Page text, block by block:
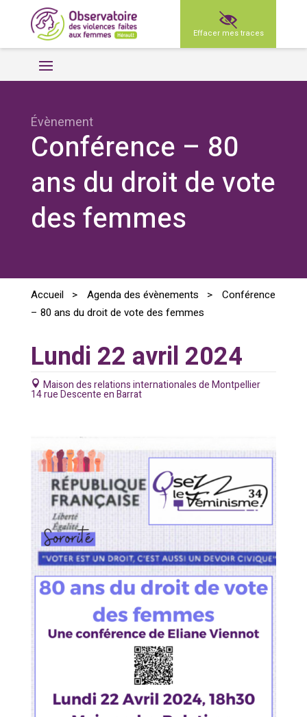
Effacer mes traces
Évènement
Conférence – 80
ans du droit de vote
des femmes
Accueil > Agenda des évènements >
Conférence
– 80 ans du droit de vote des femmes
Lundi 22 avril 2024
Maison des relations internationales de Montpellier
14 rue Descente en Barrat